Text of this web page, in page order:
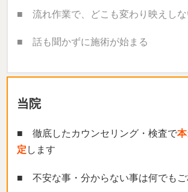
■ 流れ作業で、どこも変わり映えしな
■ 話も聞かずに施術が始まる
当院
■ 徹底したカウンセリング・検査で
定 します
■ 不安な事・分からない事は何でもご